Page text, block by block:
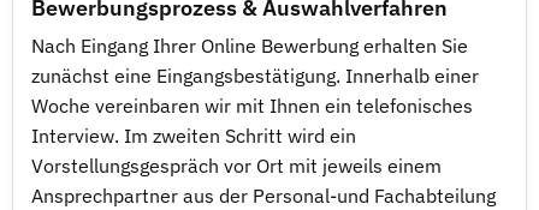
Bewerbungsprozess & Auswahlverfahren
Nach Eingang Ihrer Online Bewerbung erhalten Sie
zunächst eine Eingangsbestätigung. Innerhalb einer
Woche vereinbaren wir mit Ihnen ein telefonisches
Interview. Im zweiten Schritt wird ein
Vorstellungsgespräch vor Ort mit jeweils einem
Ansprechpartner aus der Personal-und Fachabteilung